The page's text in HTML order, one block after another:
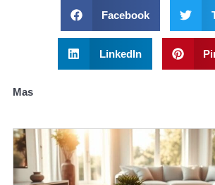
Facebook
LinkedIn
Mas